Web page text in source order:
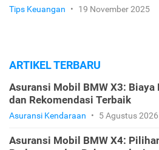
Tips Keuangan • 19 November 2025
ARTIKEL TERBARU
Asuransi Mobil BMW X3: Biaya
dan Rekomendasi Terbaik
Asuransi Kendaraan • 5 Agustus 2026
Asuransi Mobil BMW X4: